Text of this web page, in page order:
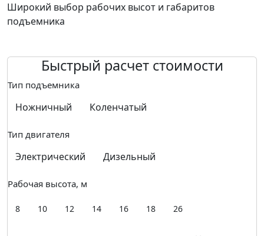
Широкий выбор рабочих высот и габаритов
подъемника
Быстрый расчет стоимости
Тип подъемника
Ножничный Коленчатый
Тип двигателя
Электрический Дизельный
Рабочая высота, м
8 10 12 14 16 18 26